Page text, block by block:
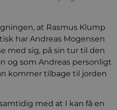
at Rasmus Klump
har Andreas Mogensen
med sig, på sin tur til den
og som Andreas personligt
kommer tilbage til jorden
med at I kan få en